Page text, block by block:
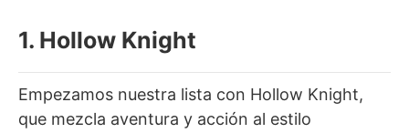
1. Hollow Knight
Empezamos nuestra lista con Hollow Knight,
que mezcla aventura y acción al estilo